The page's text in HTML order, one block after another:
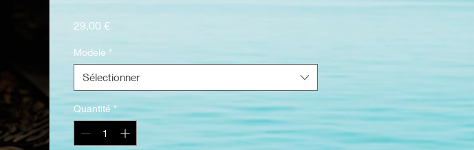
29,00 €Prix
Modele *
Sélectionner
Quantité *